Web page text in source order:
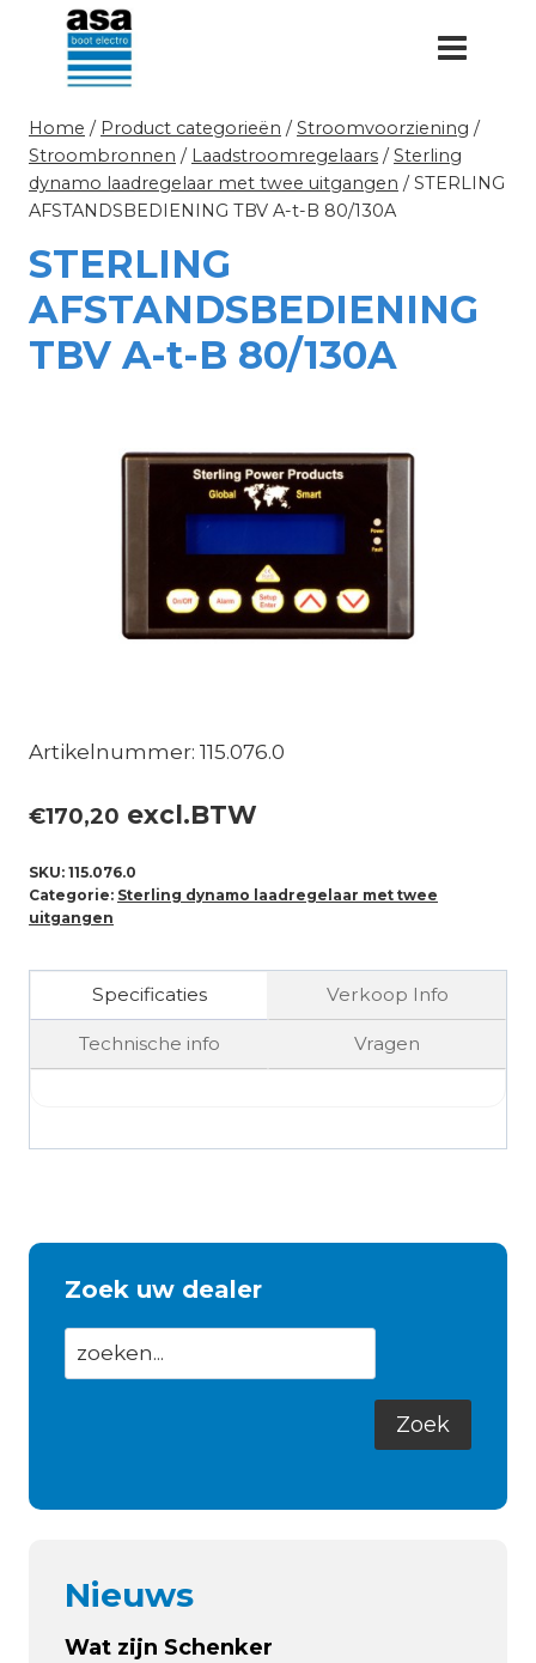
Doorgaan
inhoud
Home / Product categorieën / Stroomvoorziening /
Stroombronnen / Laadstroomregelaars / Sterling
dynamo laadregelaar met twee uitgangen / STERLING
AFSTANDSBEDIENING TBV A-t-B 80/130A
STERLING
AFSTANDSBEDIENING
TBV A-t-B 80/130A
Artikelnummer: 115.076.0
€170,20 excl.BTW
SKU: 115.076.0
Categorie: Sterling dynamo laadregelaar met twee
uitgangen
Specificaties Verkoop Info
Technische info Vragen
Zoek uw dealer
Nieuws
Wat zijn Schenker